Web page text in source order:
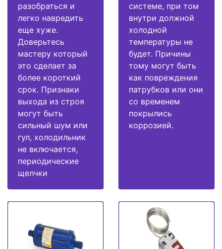
разобраться и
легко навредить
еще хуже.
Доверьтесь
мастеру который
это сделает за
более короткий
срок. Признаки
выхода из строя
могут быть
сильный шум или
гул, холодильник
не включается,
периодические
щелчки
системе, при том
внутри должной
холодной
температуры не
будет. Причины
тому могут быть
как повреждения
патрубков или они
со временем
покрылись
коррозией.